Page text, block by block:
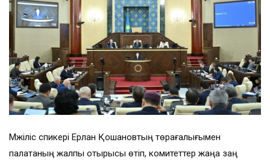
Мәжіліс спикері Ерлан Қошановтың төрағалығымен
палатаның жалпы отырысы өтіп, комитеттер жаңа заң